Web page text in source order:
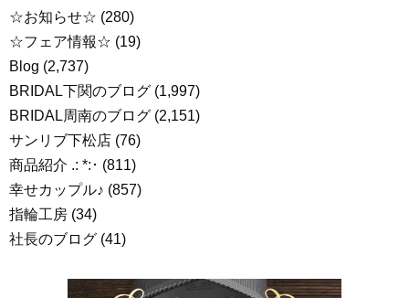
☆お知らせ☆ (280)
☆フェア情報☆ (19)
Blog (2,737)
BRIDAL下関のブログ (1,997)
BRIDAL周南のブログ (2,151)
サンリブ下松店 (76)
商品紹介 .: *:･ (811)
幸せカップル♪ (857)
指輪工房 (34)
社長のブログ (41)